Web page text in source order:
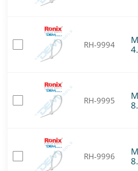
RH-9994
RH-9995
RH-9996